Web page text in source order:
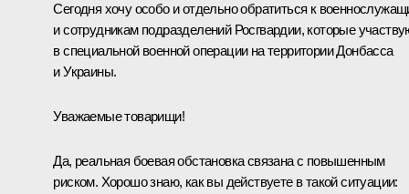
Сегодня хочу особо и отдельно обратиться к
и сотрудникам подразделений Росгвардии, которые
в специальной военной операции на территории Донбасса
и Украины.
Уважаемые товарищи!
Да, реальная боевая обстановка связана с повышенным
риском. Хорошо знаю, как вы действуете в такой ситуации: